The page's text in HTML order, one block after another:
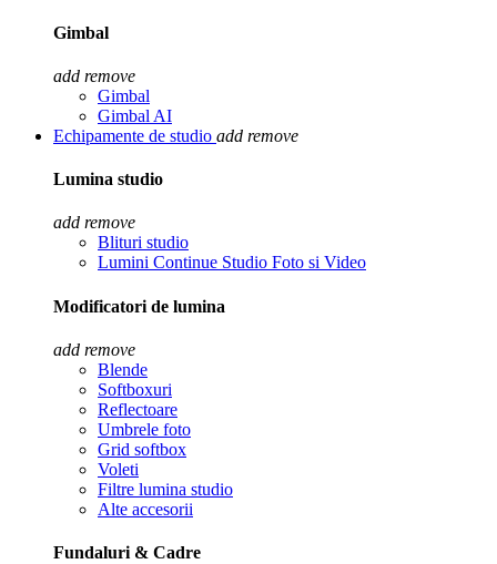
Gimbal
add remove
Gimbal
Gimbal AI
Echipamente de studio add remove
Lumina studio
add remove
Blituri studio
Lumini Continue Studio Foto si Video
Modificatori de lumina
add remove
Blende
Softboxuri
Reflectoare
Umbrele foto
Grid softbox
Voleti
Filtre lumina studio
Alte accesorii
Fundaluri & Cadre